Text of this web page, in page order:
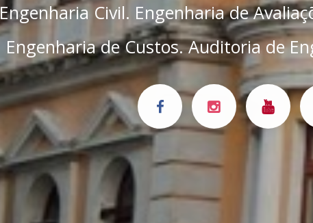
Engenharia Civil. Engenharia de
Engenharia de Custos. Auditoria de